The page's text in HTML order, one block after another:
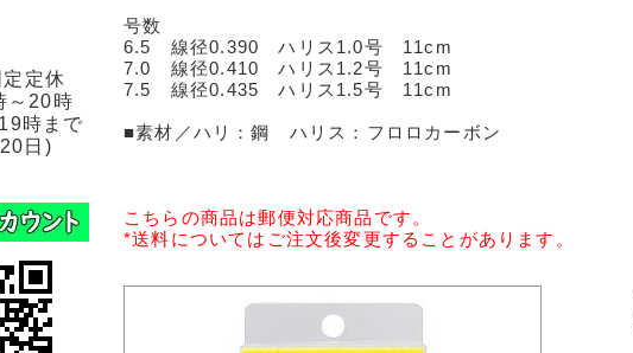
定休
～20時
時まで
日)
号数
6.5 線径0.390 ハリス1.0号 11cm
7.0 線径0.410 ハリス1.2号 11cm
7.5 線径0.435 ハリス1.5号 11cm
■素材／ハリ：鋼 ハリス：フロロカーボン
こちらの商品は郵便対応商品です。
*送料についてはご注文後変更することがあります。